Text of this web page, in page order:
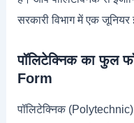
सरकारी विभाग में एक
पॉलिटेक्निक का फुल
Form
पॉलिटेक्निक